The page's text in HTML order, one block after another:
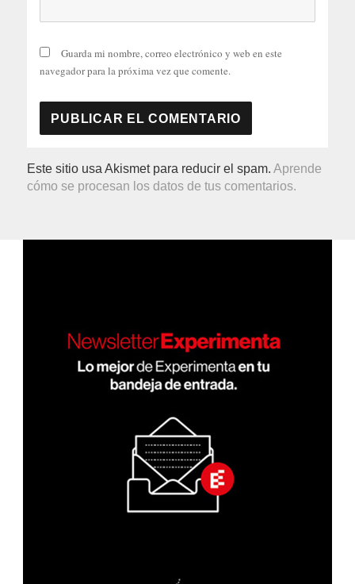
Guarda mi nombre, correo electrónico y web en este
navegador para la próxima vez que comente.
Este sitio usa Akismet para reducir el spam.Aprende
cómo se procesan los datos de tus comentarios.